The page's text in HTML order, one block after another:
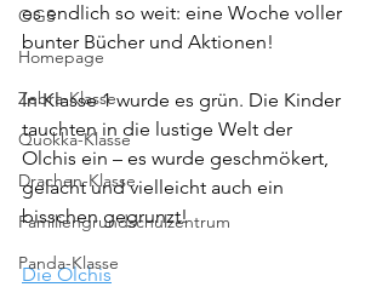
OGS
Homepage
Zebra-Klasse
Quokka-Klasse
Drachen-Klasse
Familiengrundschulzentrum
Panda-Klasse
es endlich so weit: eine Woche voller
bunter Bücher und Aktionen!
In Klasse 1 wurde es grün. Die Kinder
tauchten in die lustige Welt der
Olchis ein – es wurde geschmökert,
gelacht und vielleicht auch ein
bisschen gegrunzt!
Die Olchis